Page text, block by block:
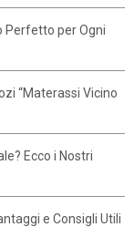
Perfetto per Ogni
“Materassi Vicino
Ecco i Nostri
e Consigli Utili